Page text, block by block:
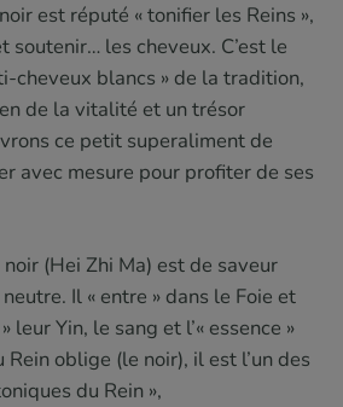
est réputé « tonifier les Reins »,
soutenir… les cheveux. C’est le
cheveux blancs » de la tradition,
de la vitalité et un trésor
ce petit superaliment de
avec mesure pour profiter de ses
noir (Hei Zhi Ma) est de saveur
Il « entre » dans le Foie et
leur Yin, le sang et l’« essence »
Rein oblige (le noir), il est l’un des
du Rein »,